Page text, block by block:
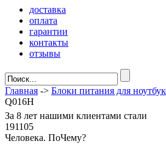
доставка
оплата
гарантии
контакты
отзывы
Главная -> Блоки питания для
Q016H
За 8 лет нашими клиентами стали
191105
Человека. ПоЧему?